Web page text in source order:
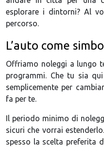
esplorare i dintorni? Al
percorso.
L’auto come
Offriamo noleggi a lungo
programmi. Che tu sia
semplicemente per
fa per te.
Il periodo minimo di
sicuri che vorrai
spesso la scelta preferita